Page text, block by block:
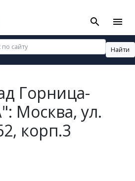
search menu
Найти
Горница-
Москва, ул.
корп.3